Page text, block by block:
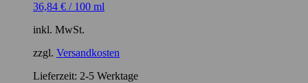
36,84 € / 100 ml
inkl. MwSt.
zzgl. Versandkosten
Lieferzeit: 2-5 Werktage